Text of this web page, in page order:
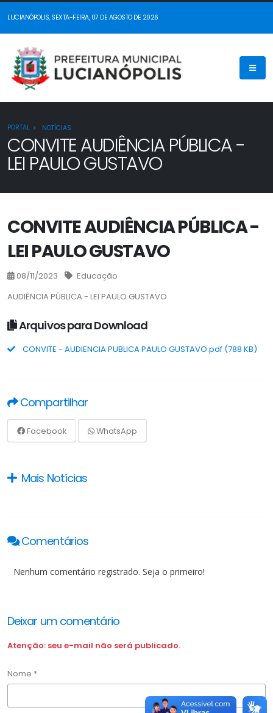
LUCIANÓPOLIS, SEXTA-FEIRA, 07 DE AGOSTO DE 2026
PORTAL NOTÍCIAS
CONVITE AUDIÊNCIA PÚBLICA -
LEI PAULO GUSTAVO
CONVITE AUDIÊNCIA PÚBLICA -
LEI PAULO GUSTAVO
08/11/2023
Educação
AUDIÊNCIA PÚBLICA - LEI PAULO GUSTAVO
Arquivos para Download
CONVITE - AUDIENCIA PUBLICA PAULO GUSTAVO.pdf (788 KB)
Compartilhar
Facebook WhatsApp
Mais Notícias
Comentários
Nenhum comentário registrado. Seja o primeiro!
Deixar um comentário
Atenção: seu e-mail não será publicado.
Nome *